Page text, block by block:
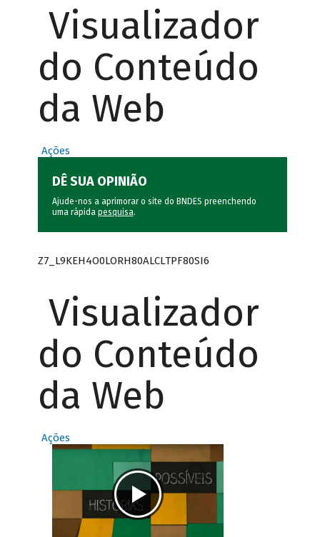
Visualizador
do Conteúdo
da Web
Ações
DÊ SUA OPINIÃO
Ajude-nos a aprimorar o site do BNDES preenchendo
uma rápida pesquisa.
Z7_L9KEH4O0LORH80ALCLTPF80SI6
Visualizador
do Conteúdo
da Web
Ações